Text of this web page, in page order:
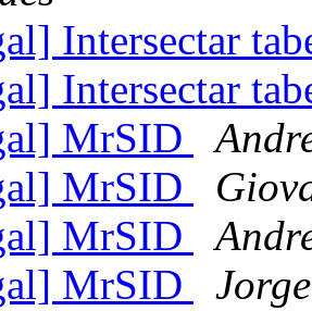
Intersectar
Intersectar
MrSID
MrSID
MrSID
MrSID